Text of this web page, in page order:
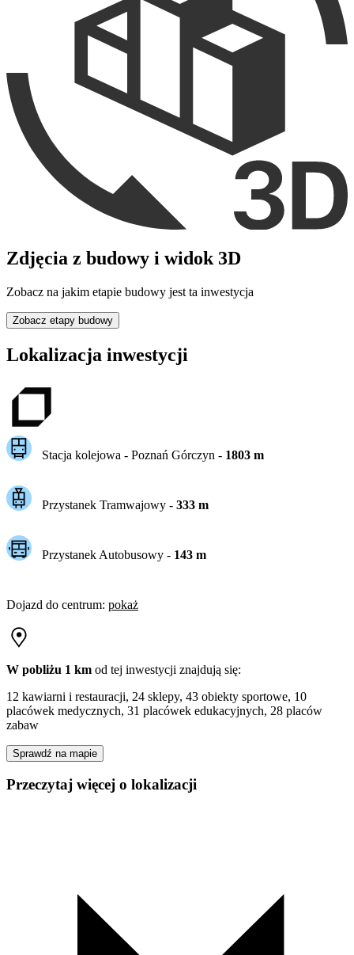
Zdjęcia z budowy i widok 3D
Zobacz na jakim etapie budowy jest ta inwestycja
Zobacz etapy budowy
Lokalizacja inwestycji
Stacja kolejowa - Poznań Górczyn - 1803m
Przystanek Tramwajowy - 333m
Przystanek Autobusowy - 143m
Dojazd do centrum: pokaż
W pobliżu 1 km od tej inwestycji znajdują się:
12 kawiarni i restauracji, 24 sklepy, 43 obiekty sportowe, 10
placówek medycznych, 31 placówek edukacyjnych, 28 placów
zabaw
Sprawdź na mapie
Przeczytaj więcej o lokalizacji